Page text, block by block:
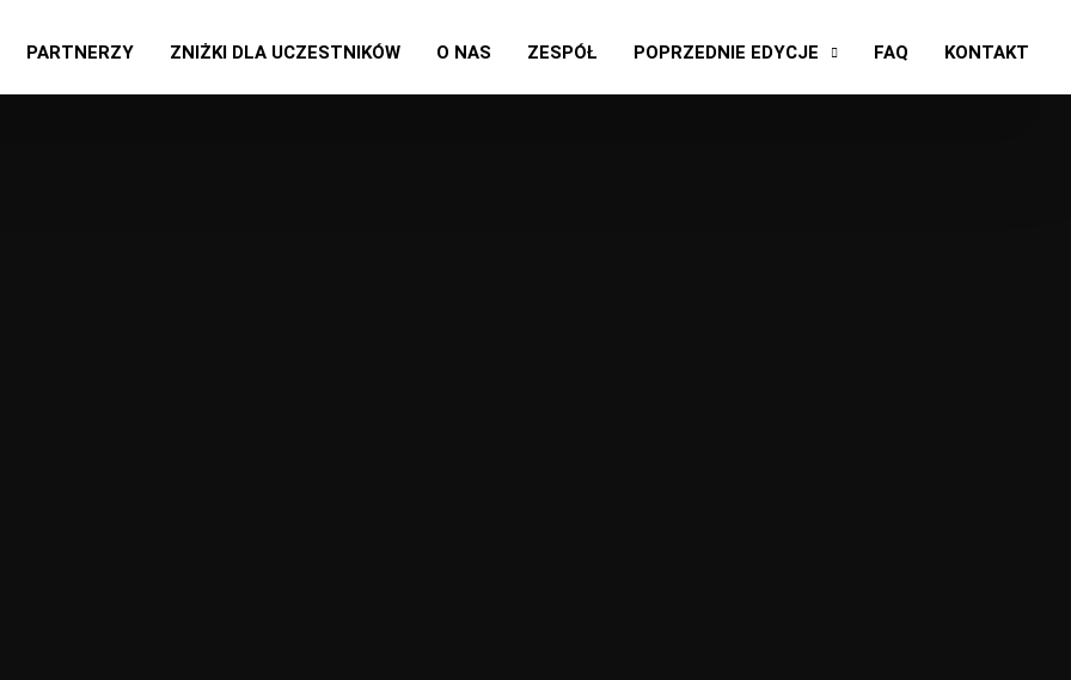
PARTNERZY ZNIŻKI DLA UCZESTNIKÓW O NAS ZESPÓŁ POPRZEDNIE EDYCJE FAQ KONTAKT